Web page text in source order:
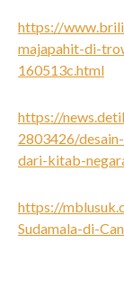
https://
majapahit-di-
160513c.html
https://
2803426/
dari-kitab-
https://
Sudamala-di-